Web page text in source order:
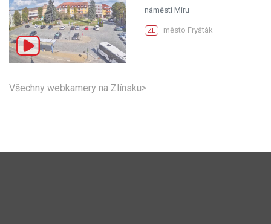
náměstí Míru
ZL město Fryšták
Všechny webkamery na Zlínsku>